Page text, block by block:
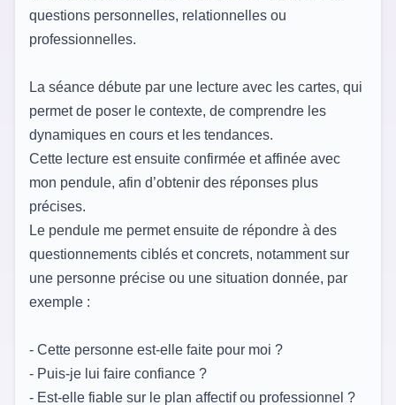
questions personnelles, relationnelles ou
professionnelles.
La séance débute par une lecture avec les cartes, qui
permet de poser le contexte, de comprendre les
dynamiques en cours et les tendances.
Cette lecture est ensuite confirmée et affinée avec
mon pendule, afin d’obtenir des réponses plus
précises.
Le pendule me permet ensuite de répondre à des
questionnements ciblés et concrets, notamment sur
une personne précise ou une situation donnée, par
exemple :
- Cette personne est-elle faite pour moi ?
- Puis-je lui faire confiance ?
- Est-elle fiable sur le plan affectif ou professionnel ?